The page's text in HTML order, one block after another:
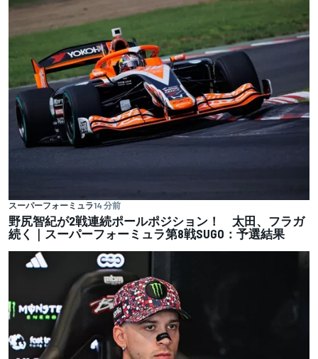
スーパーフォーミュラ14 分前
野尻智紀が2戦連続ポールポジション！ 太田、フラガ
続く｜スーパーフォーミュラ第8戦SUGO：予選結果